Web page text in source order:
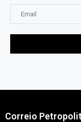
Correio